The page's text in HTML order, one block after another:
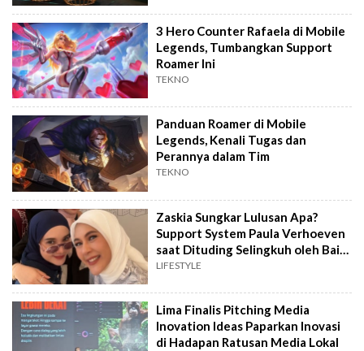
3 Hero Counter Rafaela di Mobile
Legends, Tumbangkan Support
Roamer Ini
TEKNO
Panduan Roamer di Mobile
Legends, Kenali Tugas dan
Perannya dalam Tim
TEKNO
Zaskia Sungkar Lulusan Apa?
Support System Paula Verhoeven
saat Dituding Selingkuh oleh Baim
Wong
LIFESTYLE
Lima Finalis Pitching Media
Inovation Ideas Paparkan Inovasi
di Hadapan Ratusan Media Lokal